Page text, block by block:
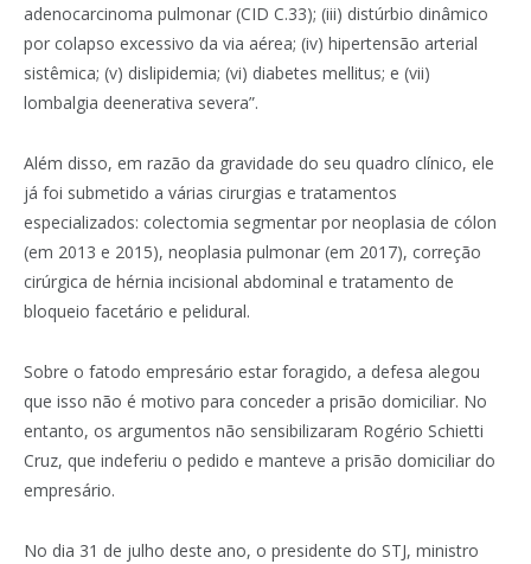
adenocarcinoma pulmonar (CID C.33); (iii) distúrbio dinâmico
por colapso excessivo da via aérea; (iv) hipertensão arterial
sistêmica; (v) dislipidemia; (vi) diabetes mellitus; e (vii)
lombalgia deenerativa severa”.
Além disso, em razão da gravidade do seu quadro clínico, ele
já foi submetido a várias cirurgias e tratamentos
especializados: colectomia segmentar por neoplasia de cólon
(em 2013 e 2015), neoplasia pulmonar (em 2017), correção
cirúrgica de hérnia incisional abdominal e tratamento de
bloqueio facetário e pelidural.
Sobre o fatodo empresário estar foragido, a defesa alegou
que isso não é motivo para conceder a prisão domiciliar. No
entanto, os argumentos não sensibilizaram Rogério Schietti
Cruz, que indeferiu o pedido e manteve a prisão domiciliar do
empresário.
No dia 31 de julho deste ano, o presidente do STJ, ministro